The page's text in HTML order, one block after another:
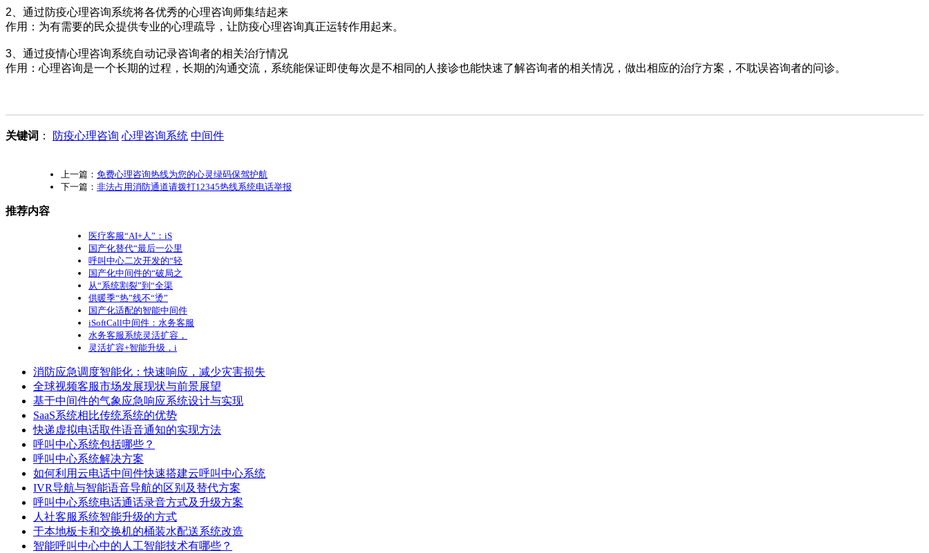
2、通过防疫心理咨询系统将各优秀的心理咨询师集结起来
作用：为有需要的民众提供专业的心理疏导，让防疫心理咨询真正运转作用起来。
3、通过疫情心理咨询系统自动记录咨询者的相关治疗情况
作用：心理咨询是一个长期的过程，长期的沟通交流，系统能保证即使每次是不相同的人接诊也能快速了解咨询者的相关情况，做出相应的治疗方案，不耽误咨询者的问诊。
关键词 ： 防疫心理咨询 心理咨询系统 中间件
上一篇： 免费心理咨询热线为您的心灵绿码保驾护航
下一篇： 非法占用消防通道请拨打12345热线系统电话举报
推荐内容
医疗客服“AI+人”：iS
国产化替代“最后一公里
呼叫中心二次开发的“轻
国产化中间件的“破局之
从“系统割裂”到“全渠
供暖季“热”线不“烫”
国产化适配的智能中间件
iSoftCall中间件：水务客服
水务客服系统灵活扩容，
灵活扩容+智能升级，i
消防应急调度智能化：快速响应，减少灾害损失
全球视频客服市场发展现状与前景展望
基于中间件的气象应急响应系统设计与实现
SaaS系统相比传统系统的优势
快递虚拟电话取件语音通知的实现方法
呼叫中心系统包括哪些？
呼叫中心系统解决方案
如何利用云电话中间件快速搭建云呼叫中心系统
IVR导航与智能语音导航的区别及替代方案
呼叫中心系统电话通话录音方式及升级方案
人社客服系统智能升级的方式
于本地板卡和交换机的桶装水配送系统改造
智能呼叫中心中的人工智能技术有哪些？